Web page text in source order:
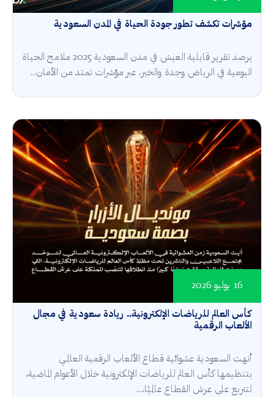
مؤشرات تكشف تطور جودة الحياة في المدن السعودية
يرصد تقرير قابلية العيش في مدن السعودية 2025 ملامح الحياة
اليومية في الرياض وجدة والخبر، عبر مؤشرات تمتد من الأمان...
كأس العالم للرياضات الإلكترونية.. ريادة سعودية في مجال
الألعاب الرقمية
16 يوليو 2026
أنهت السعودية عشوائية قطاع الألعاب الرقمية العالمي
بتنظيمها كأس العالم للرياضات الإلكترونية خلال الأعوام الماضية،
لتتربع على عرش القطاع عالميًا،...